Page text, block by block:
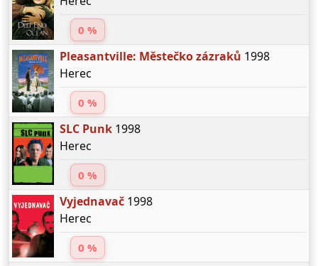
0 %
Pleasantville: Městečko zázraků 1998
Herec
0 %
SLC Punk1998
Herec
0 %
Vyjednavač1998
Herec
0 %